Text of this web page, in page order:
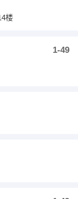
楼
1-49